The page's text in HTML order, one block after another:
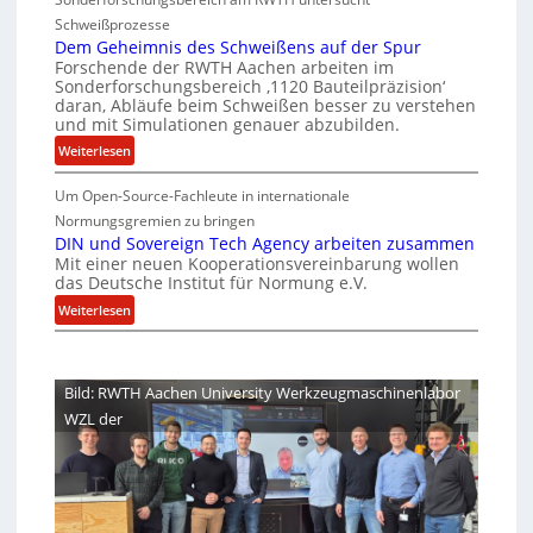
r
h
e
s
c
h
i
p
e
k
l
e
i
u
n
g
e
n
ff
z
i
e
n
e
G
l
e
n
z
w
i
r
r
e
a
V
i
P
e
s
i
d
p
L
ü
b
e
r
n
m
m
t
M
i
x
l
Schweißprozesse
Dem Geheimnis des Schweißens auf der Spur
Forschende der RWTH Aachen arbeiten im
Sonderforschungsbereich ‚1120 Bauteilpräzision‘
daran, Abläufe beim Schweißen besser zu verstehen
und mit Simulationen genauer abzubilden.
Weiterlesen:
D
e
m
G
e
h
e
i
n
i
d
e
s
S
Um Open-Source-Fachleute in internationale
Normungsgremien zu bringen
DIN und Sovereign Tech Agency arbeiten zusammen
Mit einer neuen Kooperationsvereinbarung wollen
das Deutsche Institut für Normung e.V.
Weiterlesen:
D
N
u
d
S
o
v
Bild: RWTH Aachen University Werkzeugmaschinenlabor
WZL der